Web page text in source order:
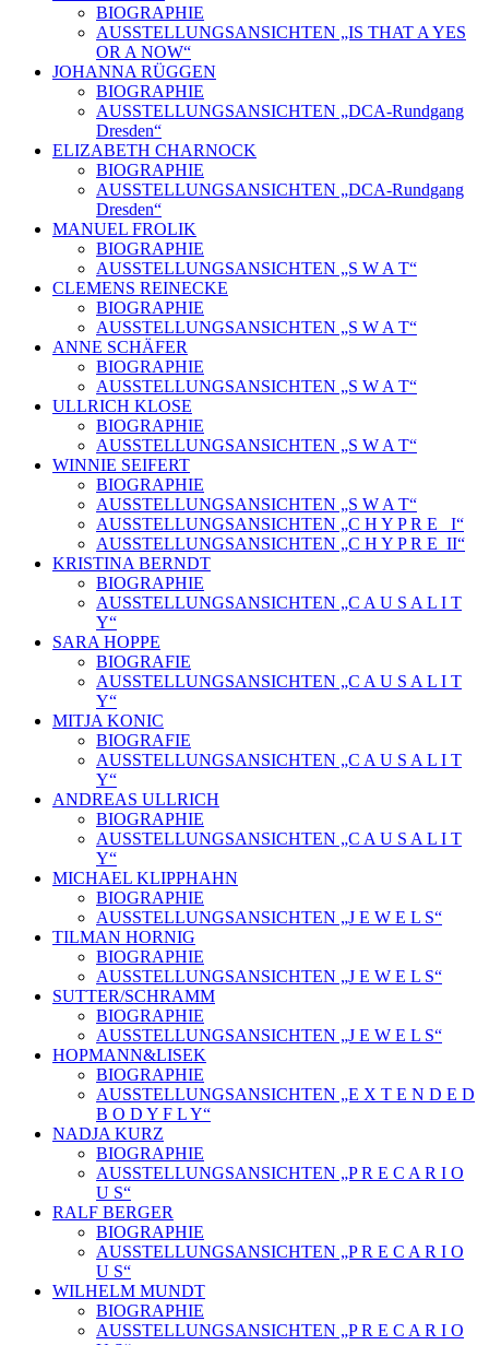
BIOGRAPHIE
AUSSTELLUNGSANSICHTEN „IS THAT A YES
OR A NOW“
JOHANNA RÜGGEN
BIOGRAPHIE
AUSSTELLUNGSANSICHTEN „DCA-Rundgang
Dresden“
ELIZABETH CHARNOCK
BIOGRAPHIE
AUSSTELLUNGSANSICHTEN „DCA-Rundgang
Dresden“
MANUEL FROLIK
BIOGRAPHIE
AUSSTELLUNGSANSICHTEN „S W A T“
CLEMENS REINECKE
BIOGRAPHIE
AUSSTELLUNGSANSICHTEN „S W A T“
ANNE SCHÄFER
BIOGRAPHIE
AUSSTELLUNGSANSICHTEN „S W A T“
ULLRICH KLOSE
BIOGRAPHIE
AUSSTELLUNGSANSICHTEN „S W A T“
WINNIE SEIFERT
BIOGRAPHIE
AUSSTELLUNGSANSICHTEN „S W A T“
AUSSTELLUNGSANSICHTEN „C H Y P R E_ I“
AUSSTELLUNGSANSICHTEN „C H Y P R E_II“
KRISTINA BERNDT
BIOGRAPHIE
AUSSTELLUNGSANSICHTEN „C A U S A L I T
Y“
SARA HOPPE
BIOGRAFIE
AUSSTELLUNGSANSICHTEN „C A U S A L I T
Y“
MITJA KONIC
BIOGRAFIE
AUSSTELLUNGSANSICHTEN „C A U S A L I T
Y“
ANDREAS ULLRICH
BIOGRAPHIE
AUSSTELLUNGSANSICHTEN „C A U S A L I T
Y“
MICHAEL KLIPPHAHN
BIOGRAPHIE
AUSSTELLUNGSANSICHTEN „J E W E L S“
TILMAN HORNIG
BIOGRAPHIE
AUSSTELLUNGSANSICHTEN „J E W E L S“
SUTTER/SCHRAMM
BIOGRAPHIE
AUSSTELLUNGSANSICHTEN „J E W E L S“
HOPMANN&LISEK
BIOGRAPHIE
AUSSTELLUNGSANSICHTEN „E X T E N D E D
B O D Y F L Y“
NADJA KURZ
BIOGRAPHIE
AUSSTELLUNGSANSICHTEN „P R E C A R I O
U S“
RALF BERGER
BIOGRAPHIE
AUSSTELLUNGSANSICHTEN „P R E C A R I O
U S“
WILHELM MUNDT
BIOGRAPHIE
AUSSTELLUNGSANSICHTEN „P R E C A R I O